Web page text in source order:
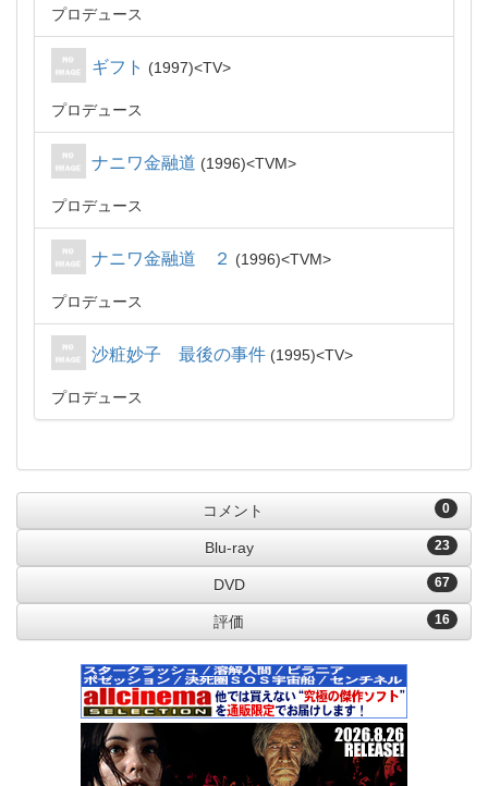
プロデュース
ギフト 1997 TV
プロデュース
ナニワ金融道 1996 TVM
プロデュース
ナニワ金融道 ２ 1996 TVM
プロデュース
沙粧妙子 最後の事件 1995 TV
プロデュース
0
コメント
23
Blu-ray
67
DVD
16
評価